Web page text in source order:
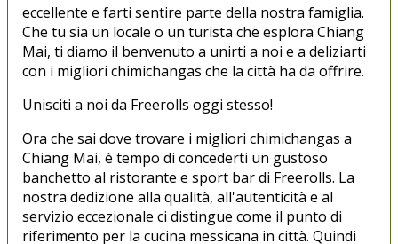
eccellente e farti sentire parte della nostra famiglia.
Che tu sia un locale o un turista che esplora Chiang
Mai, ti diamo il benvenuto a unirti a noi e a deliziarti
con i migliori chimichangas che la città ha da offrire.
Unisciti a noi da Freerolls oggi stesso!
Ora che sai dove trovare i migliori chimichangas a
Chiang Mai, è tempo di concederti un gustoso
banchetto al ristorante e sport bar di Freerolls. La
nostra dedizione alla qualità, all'autenticità e al
servizio eccezionale ci distingue come il punto di
riferimento per la cucina messicana in città. Quindi